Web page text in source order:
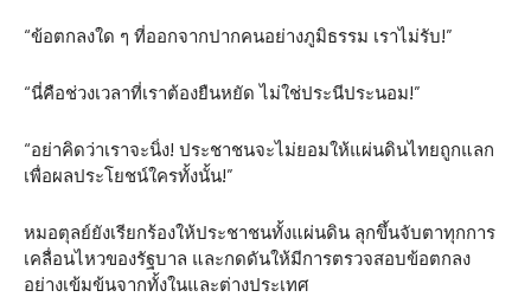
“ข้อตกลงใด ๆ ที่ออกจากปากคนอย่างภูมิธรรม เราไม่รับ!”
“นี่คือช่วงเวลาที่เราต้องยืนหยัด ไม่ใช่ประนีประนอม!”
“อย่าคิดว่าเราจะนิ่ง! ประชาชนจะไม่ยอมให้แผ่นดินไทยถูกแลก
เพื่อผลประโยชน์ใครทั้งนั้น!”
หมอตุลย์ยังเรียกร้องให้ประชาชนทั้งแผ่นดิน ลุกขึ้นจับตาทุกการ
เคลื่อนไหวของรัฐบาล และกดดันให้มีการตรวจสอบข้อตกลง
อย่างเข้มข้นจากทั้งในและต่างประเทศ